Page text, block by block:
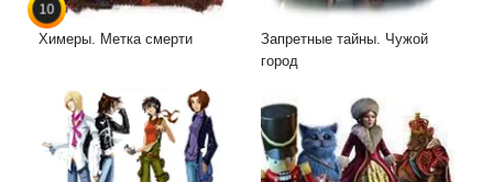
10
Химеры. Метка смерти
Запретные тайны. Чужой
город